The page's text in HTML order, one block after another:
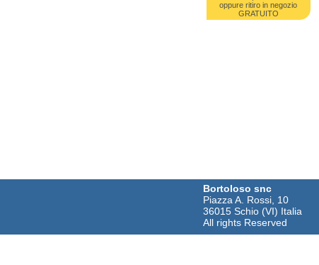
oppure ritiro in negozio
GRATUITO
Bortoloso snc
Piazza A. Rossi, 10
36015 Schio (VI) Italia
All rights Reserved